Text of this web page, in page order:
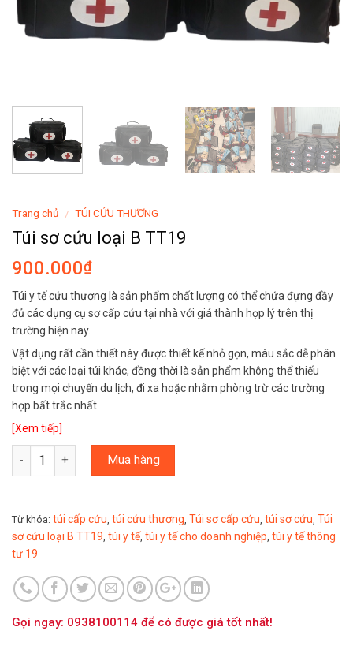
Trang chủ / TÚI CỨU THƯƠNG
Túi sơ cứu loại B TT19
900.000₫
Túi y tế cứu thương là sản phẩm chất lượng có thể chứa đựng đầy
đủ các dụng cụ sơ cấp cứu tại nhà với giá thành hợp lý trên thị
trường hiện nay.
Vật dụng rất cần thiết này được thiết kế nhỏ gọn, màu sắc dễ phân
biệt với các loại túi khác, đồng thời là sản phẩm không thể thiếu
trong mọi chuyến du lịch, đi xa hoặc nhằm phòng trừ các trường
hợp bất trắc nhất.
[Xem tiếp]
Số lượng Mua hàng
Từ khóa: túi cấp cứu túi cứu thương Túi sơ cấp cứu túi sơ cứu Túi
sơ cứu loại B TT19 túi y tế, túi y tế cho doanh nghiệp túi y tế thông
tư 19
Gọi ngay: 0938100114 để có được giá tốt nhất!